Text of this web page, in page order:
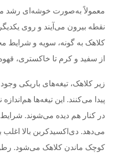
معمولاً به‌صورت خوشه‌ای رشد
نقطه بیرون می‌آیند و روی
کلاهک به گونه، سویه و شرایط
از سفید و کرم تا خاکستری،
زیر کلاهک، تیغه‌های باریکی
پیدا می‌کنند. این تیغه‌ها
در کنار هم دیده می‌شوند. شرایط
می‌دهد. دی‌اکسیدکربن بالا
کوچک ماندن کلاهک می‌شود.